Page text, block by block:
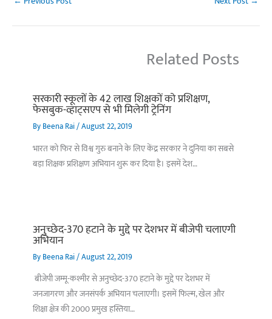
Related Posts
सरकारी स्कूलों के 42 लाख शिक्षकों को प्रशिक्षण,
फेसबुक-व्हाट्सएप से भी मिलेगी ट्रेनिंग
ByBeena Rai/August 22, 2019
भारत को फिर से विश्व गुरु बनाने के लिए केंद्र सरकार ने दुनिया का सबसे
बड़ा शिक्षक प्रशिक्षण अभियान शुरू कर दिया है। इसमें देश…
अनुच्छेद-370 हटाने के मुद्दे पर देशभर में बीजेपी चलाएगी
अभियान
ByBeena Rai/August 22, 2019
बीजेपी जम्मू-कश्मीर से अनुच्छेद-370 हटाने के मुद्दे पर देशभर में
जनजागरण और जनसंपर्क अभियान चलाएगी। इसमें फिल्म, खेल और
शिक्षा क्षेत्र की 2000 प्रमुख हस्तिया…